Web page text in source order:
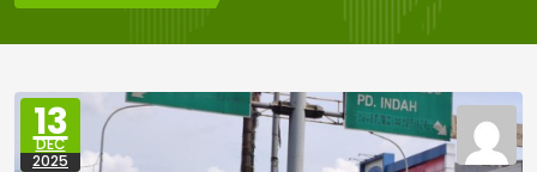
13
DEC
2025